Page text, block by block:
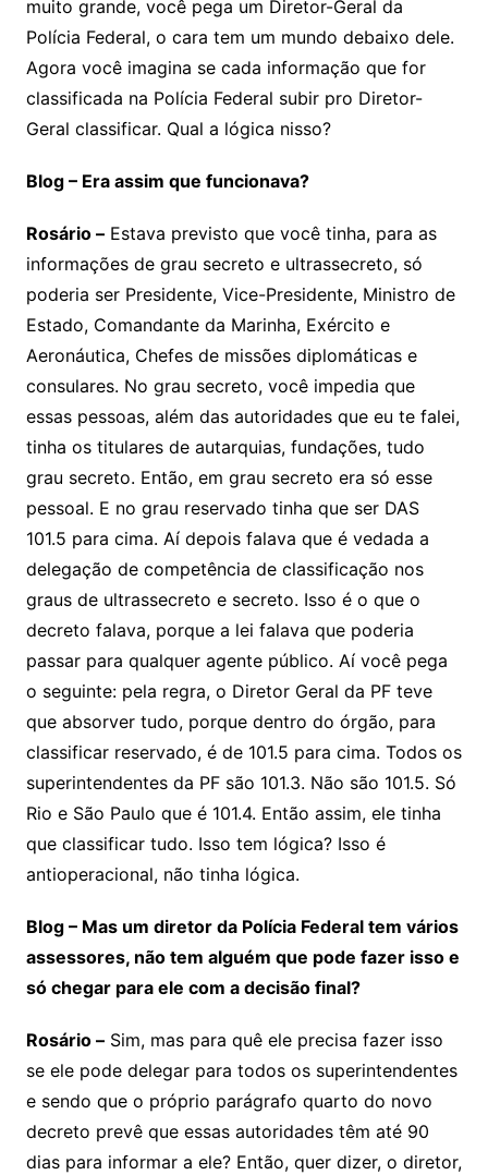
muito grande, você pega um Diretor-Geral da
Polícia Federal, o cara tem um mundo debaixo dele.
Agora você imagina se cada informação que for
classificada na Polícia Federal subir pro Diretor-
Geral classificar. Qual a lógica nisso?
Blog – Era assim que funcionava?
Rosário –Estava previsto que você tinha, para as
informações de grau secreto e ultrassecreto, só
poderia ser Presidente, Vice-Presidente, Ministro de
Estado, Comandante da Marinha, Exército e
Aeronáutica, Chefes de missões diplomáticas e
consulares. No grau secreto, você impedia que
essas pessoas, além das autoridades que eu te falei,
tinha os titulares de autarquias, fundações, tudo
grau secreto. Então, em grau secreto era só esse
pessoal. E no grau reservado tinha que ser DAS
101.5 para cima. Aí depois falava que é vedada a
delegação de competência de classificação nos
graus de ultrassecreto e secreto. Isso é o que o
decreto falava, porque a lei falava que poderia
passar para qualquer agente público. Aí você pega
o seguinte: pela regra, o Diretor Geral da PF teve
que absorver tudo, porque dentro do órgão, para
classificar reservado, é de 101.5 para cima. Todos os
superintendentes da PF são 101.3. Não são 101.5. Só
Rio e São Paulo que é 101.4. Então assim, ele tinha
que classificar tudo. Isso tem lógica? Isso é
antioperacional, não tinha lógica.
Blog – Mas um diretor da Polícia Federal tem vários
assessores, não tem alguém que pode fazer isso e
só chegar para ele com a decisão final?
Rosário –Sim, mas para quê ele precisa fazer isso
se ele pode delegar para todos os superintendentes
e sendo que o próprio parágrafo quarto do novo
decreto prevê que essas autoridades têm até 90
dias para informar a ele? Então, quer dizer, o diretor,